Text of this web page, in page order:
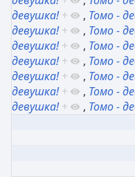
девушка! + , Томо -
девушка! + , Томо -
девушка! + , Томо -
девушка! + , Томо -
девушка! + , Томо -
девушка! + , Томо -
девушка! + , Томо -